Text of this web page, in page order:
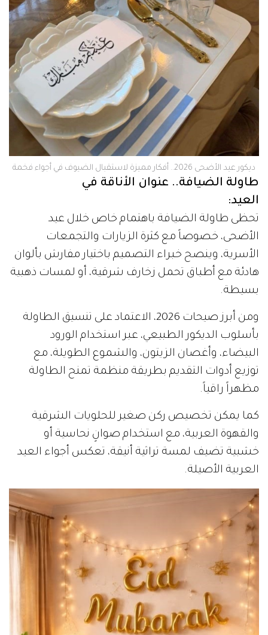
ديكور عيد الأضحى 2026.. أفكار مميزة لاستقبال الضيوف في أجواء فخمة
طاولة الضيافة.. عنوان الأناقة في
العيد:
تحظى طاولة الضيافة باهتمام خاص خلال عيد
الأضحى، خصوصاً مع كثرة الزيارات والتجمعات
الأسرية، وينصح خبراء التصميم باختيار مفارش بألوان
هادئة مع أطباق تحمل زخارف شرقية، أو لمسات ذهبية
بسيطة.
ومن أبرز صيحات 2026، الاعتماد على تنسيق الطاولة
بأسلوب الديكور الطبيعي، عبر استخدام الورود
البيضاء، وأغصان الزيتون، والشموع الطويلة، مع
توزيع أدوات التقديم بطريقة منظمة تمنح الطاولة
مظهراً راقياً.
كما يمكن تخصيص ركن صغير للحلويات الشرقية
والقهوة العربية، مع استخدام صوانٍ نحاسية أو
خشبية تضيف لمسة تراثية أنيقة، تعكس أجواء العيد
العربية الأصيلة.